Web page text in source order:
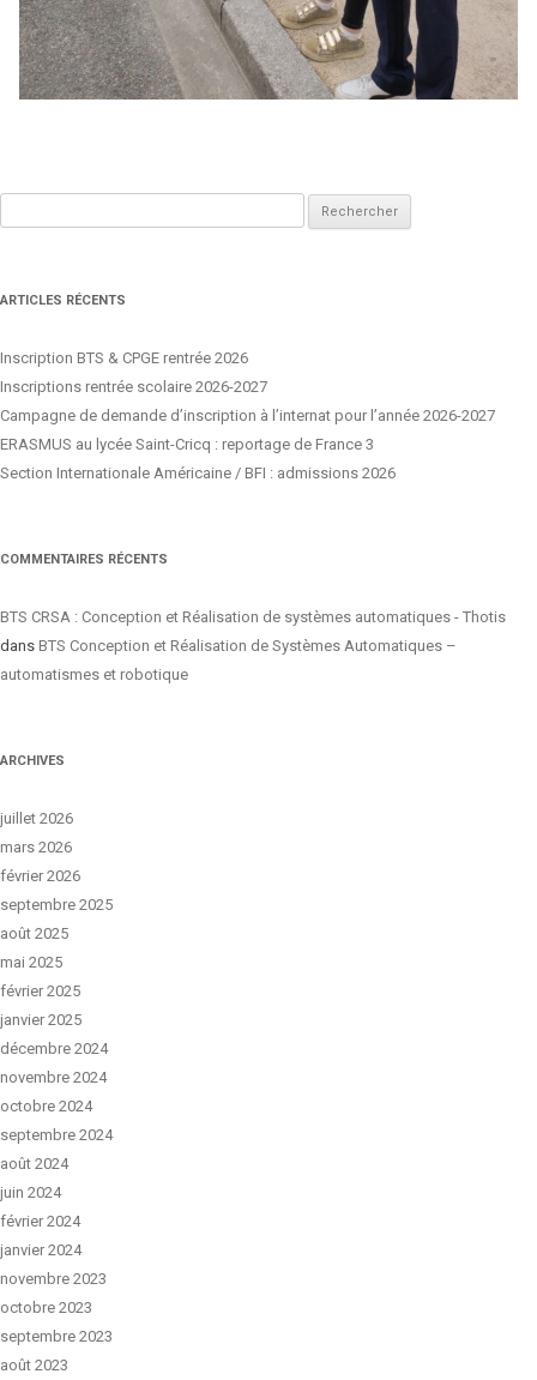
ARTICLES RÉCENTS
Inscription BTS & CPGE rentrée 2026
Inscriptions rentrée scolaire 2026-2027
Campagne de demande d’inscription à l’internat pour l’année 2026-2027
ERASMUS au lycée Saint-Cricq : reportage de France 3
Section Internationale Américaine / BFI : admissions 2026
COMMENTAIRES RÉCENTS
BTS CRSA : Conception et Réalisation de systèmes automatiques - Thotis
dans BTS Conception et Réalisation de Systèmes Automatiques –
automatismes et robotique
ARCHIVES
juillet 2026
mars 2026
février 2026
septembre 2025
août 2025
mai 2025
février 2025
janvier 2025
décembre 2024
novembre 2024
octobre 2024
septembre 2024
août 2024
juin 2024
février 2024
janvier 2024
novembre 2023
octobre 2023
septembre 2023
août 2023